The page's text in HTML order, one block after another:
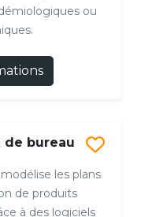
ou
de bureau
les plans
de produits
à des logiciels